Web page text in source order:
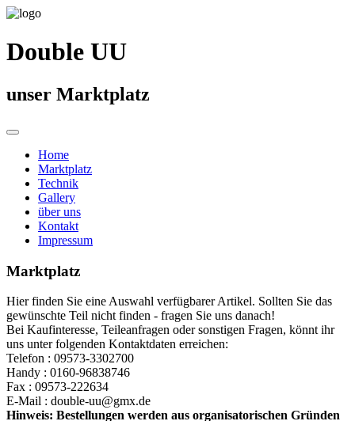
Double UU
unser Marktplatz
Home
Marktplatz
Technik
Gallery
über uns
Kontakt
Impressum
Marktplatz
Hier finden Sie eine Auswahl verfügbarer Artikel. Sollten Sie das
gewünschte Teil nicht finden - fragen Sie uns danach!
Bei Kaufinteresse, Teileanfragen oder sonstigen Fragen, könnt ihr
uns unter folgenden Kontaktdaten erreichen:
Telefon : 09573-3302700
Handy : 0160-96838746
Fax : 09573-222634
E-Mail : double-uu@gmx.de
Hinweis: Bestellungen werden aus organisatorischen Gründen